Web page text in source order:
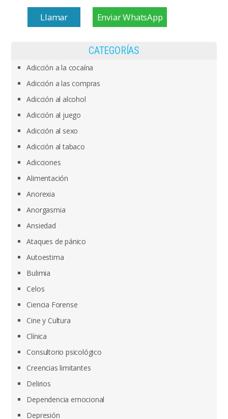
Llamar Enviar WhatsApp
CATEGORÍAS
Adicción a la cocaína
Adicción a las compras
Adicción al alcohol
Adicción al juego
Adicción al sexo
Adicción al tabaco
Adicciones
Alimentación
Anorexia
Anorgasmia
Ansiedad
Ataques de pánico
Autoestima
Bulimia
Celos
Ciencia Forense
Cine y Cultura
Clínica
Consultorio psicológico
Creencias limitantes
Delirios
Dependencia emocional
Depresión